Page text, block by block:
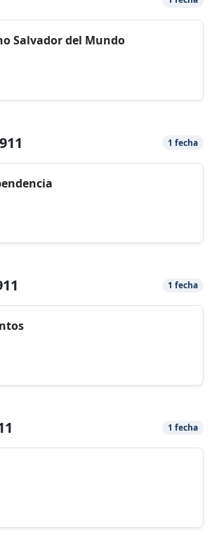
Salvador del Mundo
1 fecha
1 fecha
1 fecha